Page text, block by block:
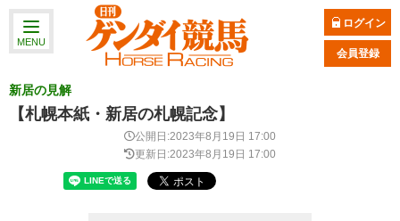
MENU
ログイン
会員登録
新居の見解
【札幌本紙・新居の札幌記念】
公開日:2023年8月19日 17:00
更新日:2023年8月19日 17:00